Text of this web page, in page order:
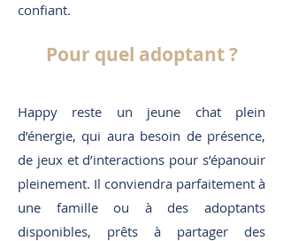
confiant.
Pour quel adoptant ?
Happy reste un jeune chat plein
d’énergie, qui aura besoin de présence,
de jeux et d’interactions pour s’épanouir
pleinement. Il conviendra parfaitement à
une famille ou à des adoptants
disponibles, prêts à partager des